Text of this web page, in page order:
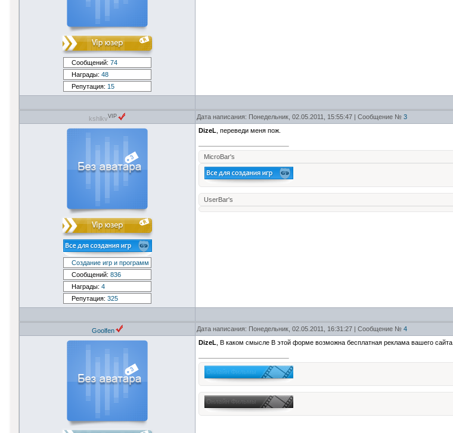
Сообщений: 74
Награды: 48
Репутация: 15
kshlkvVIP Дата написания: Понедельник, 02.05.2011, 15:55:47 | Сообщение № 3
Создание игр и программ
Сообщений: 836
Награды: 4
Репутация: 325
DizeL , переведи меня пож.
MicroBar's
UserBar's
Goolfen Дата написания: Понедельник, 02.05.2011, 16:31:27 | Сообщение № 4
DizeL , В каком смысле В этой форме возможна бесплатная реклама вашего сайта.